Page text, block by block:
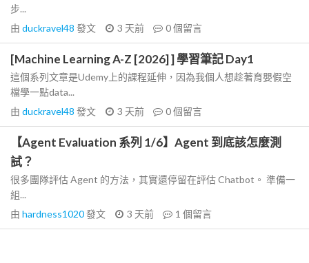
步...
由 duckravel48 發文 3 天前 0個留言
[Machine Learning A-Z [2026] ] 學習筆記 Day1
這個系列文章是Udemy上的課程延伸，因為我個人想趁著育嬰假空
檔學一點data...
由 duckravel48 發文 3 天前 0個留言
【Agent Evaluation 系列 1/6】Agent 到底該怎麼測
試？
很多團隊評估 Agent 的方法，其實還停留在評估 Chatbot。 準備一
組...
由 hardness1020發文 3 天前 1 個留言